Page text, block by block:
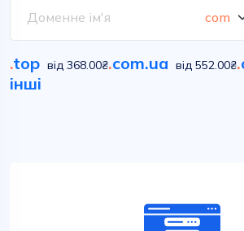
.top від 368.00₴.com.ua від 552.00₴.
інші